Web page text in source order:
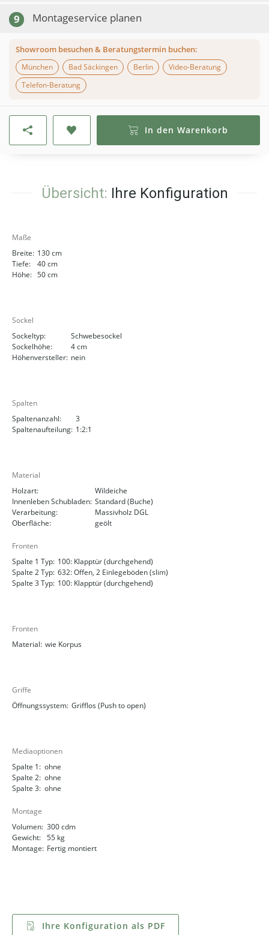
9 Montageservice planen
Showroom besuchen & Beratungstermin buchen:
München
Bad Säckingen Berlin
Video-Beratung
Telefon-Beratung
In den Warenkorb
Übersicht: Ihre Konfiguration
Maße
Breite: 130 cm
Tiefe:
40 cm
Höhe: 50 cm
Sockel
Sockeltyp:
Schwebesockel
Sockelhöhe:
4 cm
Höhenversteller: nein
Spalten
Spaltenanzahl:
3
Spaltenaufteilung: 1:2:1
Material
Holzart:
Wildeiche
Innenleben Schubladen: Standard (Buche)
Verarbeitung:
Massivholz DGL
Oberfläche:
geölt
Fronten
Spalte 1 Typ: 100: Klapptür (durchgehend)
Spalte 2 Typ: 632: Offen, 2 Einlegeböden (slim)
Spalte 3 Typ: 100: Klapptür (durchgehend)
Fronten
Material: wie Korpus
Griffe
Öffnungssystem: Grifflos (Push to open)
Mediaoptionen
Spalte 1: ohne
Spalte 2: ohne
Spalte 3: ohne
Montage
Volumen: 300 cdm
Gewicht: 55 kg
Montage: Fertig montiert
Ihre Konfiguration als PDF